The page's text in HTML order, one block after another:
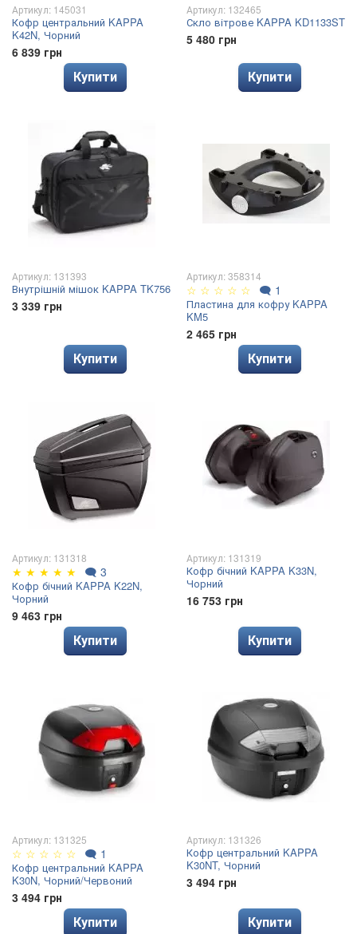
Артикул: 145031
Кофр центральний KAPPA
K42N, Чорний
6 839 грн
Купити
Артикул: 132465
Скло вітрове KAPPA KD1133ST
5 480 грн
Купити
Артикул: 131393
Внутрішній мішок KAPPA TK756
3 339 грн
Купити
Артикул: 358314
☆ ☆ ☆ ☆ ☆ 🗨 1
Пластина для кофру KAPPA
KM5
2 465 грн
Купити
Артикул: 131318
★ ★ ★ ★ ★ 🗨 3
Кофр бічний KAPPA K22N,
Чорний
9 463 грн
Купити
Артикул: 131319
Кофр бічний KAPPA K33N,
Чорний
16 753 грн
Купити
Артикул: 131325
☆ ☆ ☆ ☆ ☆ 🗨 1
Кофр центральний KAPPA
K30N, Чорний/Червоний
3 494 грн
Купити
Артикул: 131326
Кофр центральний KAPPA
K30NT, Чорний
3 494 грн
Купити